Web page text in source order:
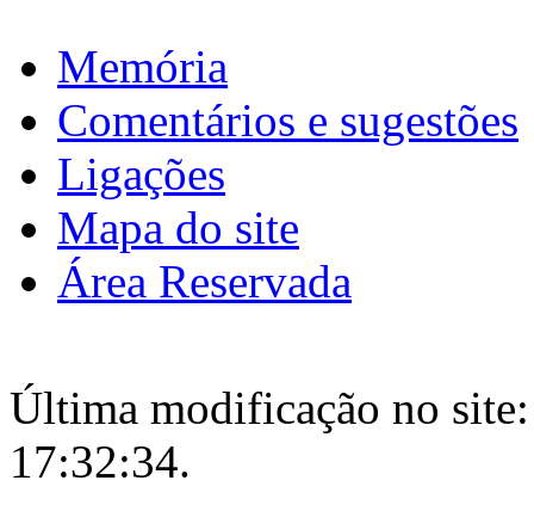
Memória
Comentários e sugestões
Ligações
Mapa do site
Área Reservada
Última modificação no
17:32:34.